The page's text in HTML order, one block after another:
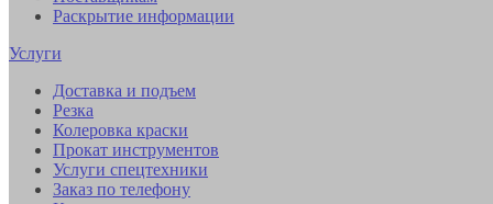
Раскрытие информации
Услуги
Доставка и подъем
Резка
Колеровка краски
Прокат инструментов
Услуги спецтехники
Заказ по телефону